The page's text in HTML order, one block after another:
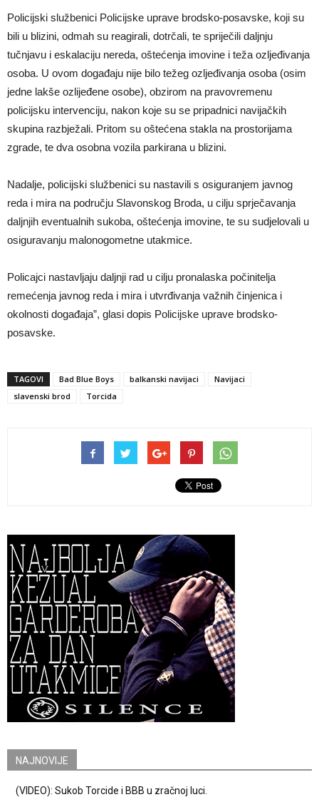
Policijski službenici Policijske uprave brodsko-posavske, koji su
bili u blizini, odmah su reagirali, dotrčali, te spriječili daljnju
tučnjavu i eskalaciju nereda, oštećenja imovine i teža ozljeđivanja
osoba. U ovom događaju nije bilo težeg ozljeđivanja osoba (osim
jedne lakše ozlijeđene osobe), obzirom na pravovremenu
policijsku intervenciju, nakon koje su se pripadnici navijačkih
skupina razbježali. Pritom su oštećena stakla na prostorijama
zgrade, te dva osobna vozila parkirana u blizini.
Nadalje, policijski službenici su nastavili s osiguranjem javnog
reda i mira na području Slavonskog Broda, u cilju sprječavanja
daljnjih eventualnih sukoba, oštećenja imovine, te su sudjelovali u
osiguravanju malonogometne utakmice.
Policajci nastavljaju daljnji rad u cilju pronalaska počinitelja
remećenja javnog reda i mira i utvrđivanja važnih činjenica i
okolnosti događaja”, glasi dopis Policijske uprave brodsko-
posavske.
TAGOVI Bad Blue Boys balkanski navijaci
Navijaci
slavenski brod
Torcida
NAJNOVIJE
(VIDEO): Sukob Torcide i BBB u zračnoj luci.